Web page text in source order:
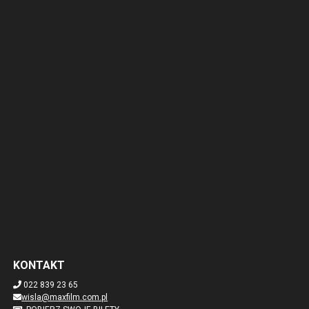
KONTAKT
022 839 23 65
wisla@maxfilm.com.pl